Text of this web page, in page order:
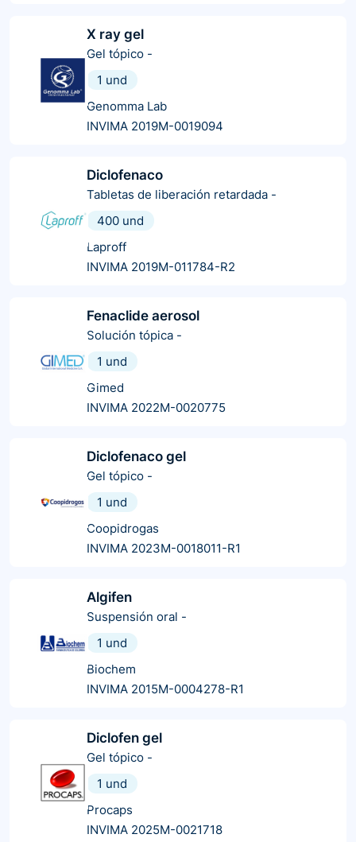
X ray gel
Gel tópico -
1 und
Genomma Lab
INVIMA 2019M-0019094
Diclofenaco
Tabletas de liberación retardada -
400 und
Laproff
INVIMA 2019M-011784-R2
Fenaclide aerosol
Solución tópica -
1 und
Gimed
INVIMA 2022M-0020775
Diclofenaco gel
Gel tópico -
1 und
Coopidrogas
INVIMA 2023M-0018011-R1
Algifen
Suspensión oral -
1 und
Biochem
INVIMA 2015M-0004278-R1
Diclofen gel
Gel tópico -
1 und
Procaps
INVIMA 2025M-0021718